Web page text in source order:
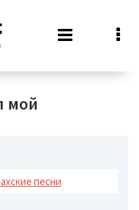
мой
песни